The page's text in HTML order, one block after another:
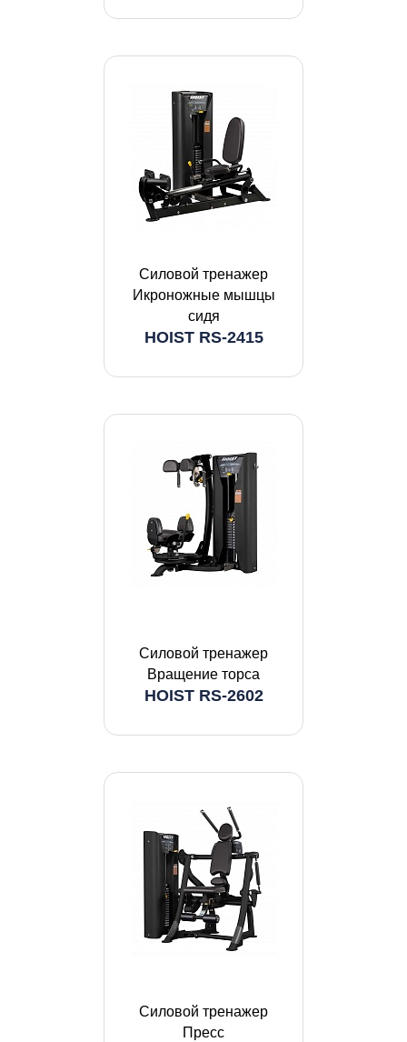
Силовой тренажер
Икроножные мышцы
сидя
HOIST RS-2415
Силовой тренажер
Вращение торса
HOIST RS-2602
Силовой тренажер
Пресс